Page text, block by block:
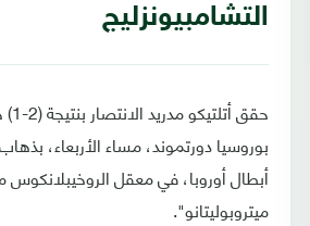
التشامبيونزليج
حقق
بوروسيا دورتموند، مساء الأربعاء،
أبطال أوروبا، في معقل
ميتروبوليتانو".